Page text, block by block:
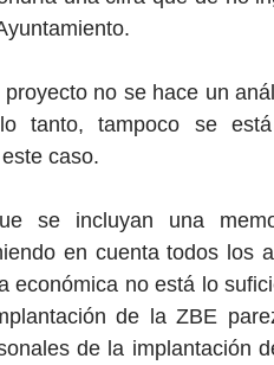
no se hace un
tanto, tampoco se
caso.
se incluyan una
en cuenta todos los
económica no está lo
de la ZBE
de la implantación